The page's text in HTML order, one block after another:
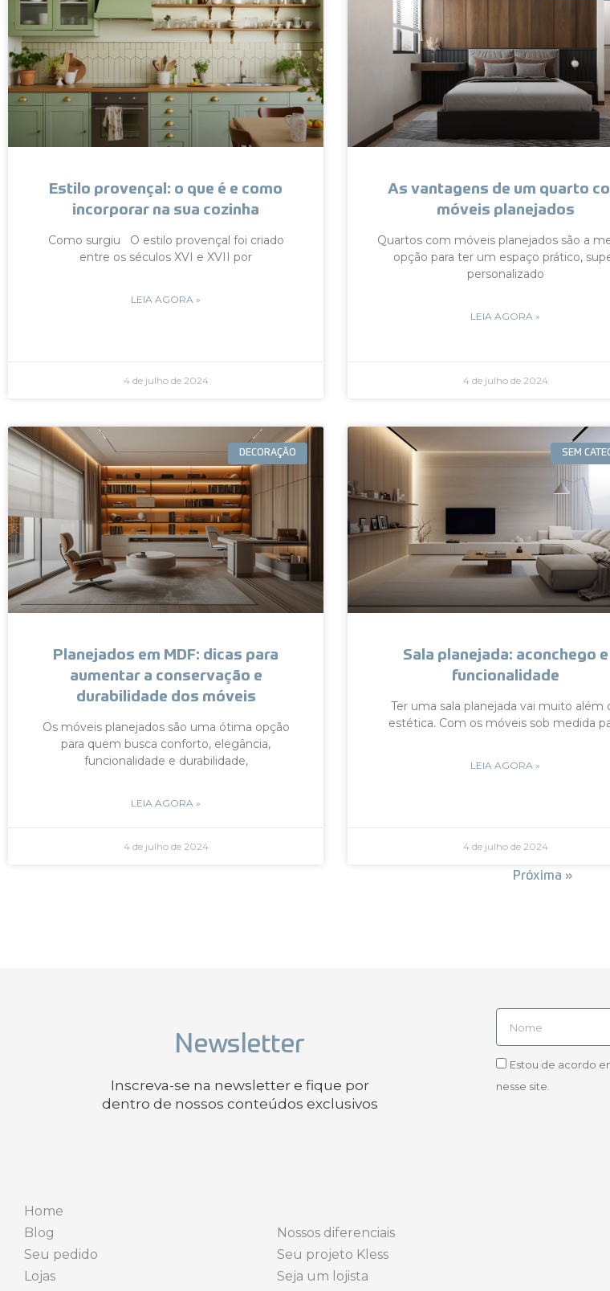
Estilo provençal: o que é e como
incorporar na sua cozinha
Como surgiu O estilo provençal foi criado
entre os séculos XVI e XVII por
LEIA AGORA »
4 de julho de 2024
As vantagens de um quarto
móveis planejados
Quartos com móveis planejados são a
opção para ter um espaço prático,
personalizado
LEIA AGORA »
4 de julho de 2024
DECORAÇÃO
Planejados em MDF: dicas para
aumentar a conservação e
durabilidade dos móveis
Os móveis planejados são uma ótima opção
para quem busca conforto, elegância,
funcionalidade e durabilidade,
LEIA AGORA »
4 de julho de 2024
SEM
Sala planejada: aconchego e
funcionalidade
Ter uma sala planejada vai muito além
estética. Com os móveis sob medida
LEIA AGORA »
4 de julho de 2024
Próxima »
Newsletter
Inscreva-se na newsletter e fique por
dentro de nossos conteúdos exclusivos
Estou de acordo
nesse site.
Home
Blog
Seu pedido
Lojas
Nossos diferenciais
Seu projeto Kless
Seja um lojista